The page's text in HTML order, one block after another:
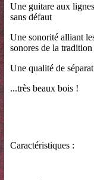
Une guitare aux
sans défaut
Une sonorité alliant
sonores de la
Une qualité de
...très beaux bois !
Caractéristiques :